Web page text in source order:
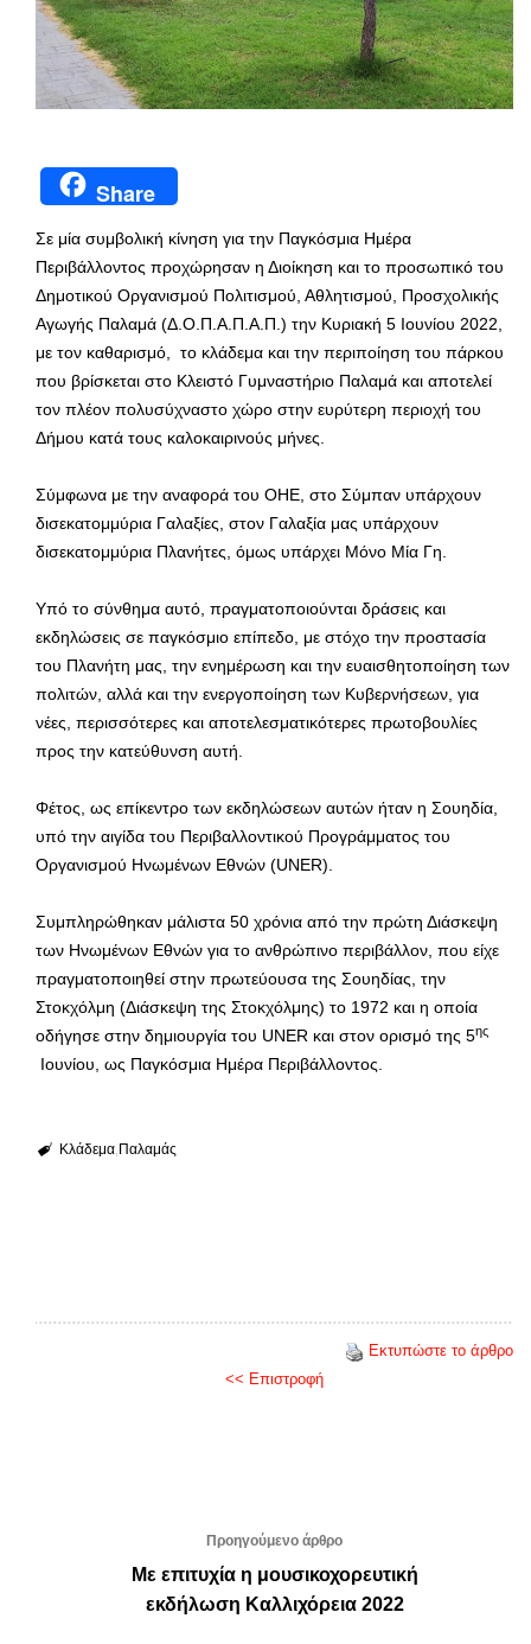
Share
Σε μία συμβολική κίνηση για την Παγκόσμια Ημέρα
Περιβάλλοντος προχώρησαν η Διοίκηση και το προσωπικό του
Δημοτικού Οργανισμού Πολιτισμού, Αθλητισμού, Προσχολικής
Αγωγής Παλαμά (Δ.Ο.Π.Α.Π.Α.Π.) την Κυριακή 5 Ιουνίου 2022,
με τον καθαρισμό, το κλάδεμα και την περιποίηση του πάρκου
που βρίσκεται στο Κλειστό Γυμναστήριο Παλαμά και αποτελεί
τον πλέον πολυσύχναστο χώρο στην ευρύτερη περιοχή του
Δήμου κατά τους καλοκαιρινούς μήνες.
Σύμφωνα με την αναφορά του ΟΗΕ, στο Σύμπαν υπάρχουν
δισεκατομμύρια Γαλαξίες, στον Γαλαξία μας υπάρχουν
δισεκατομμύρια Πλανήτες, όμως υπάρχει Μόνο Μία Γη.
Υπό το σύνθημα αυτό, πραγματοποιούνται δράσεις και
εκδηλώσεις σε παγκόσμιο επίπεδο, με στόχο την προστασία
του Πλανήτη μας, την ενημέρωση και την ευαισθητοποίηση των
πολιτών, αλλά και την ενεργοποίηση των Κυβερνήσεων, για
νέες, περισσότερες και αποτελεσματικότερες πρωτοβουλίες
προς την κατεύθυνση αυτή.
Φέτος, ως επίκεντρο των εκδηλώσεων αυτών ήταν η Σουηδία,
υπό την αιγίδα του Περιβαλλοντικού Προγράμματος του
Οργανισμού Ηνωμένων Εθνών (UNER).
Συμπληρώθηκαν μάλιστα 50 χρόνια από την πρώτη Διάσκεψη
των Ηνωμένων Εθνών για το ανθρώπινο περιβάλλον, που είχε
πραγματοποιηθεί στην πρωτεύουσα της Σουηδίας, την
Στοκχόλμη (Διάσκεψη της Στοκχόλμης) το 1972 και η οποία
οδήγησε στην δημιουργία του UNER και στον ορισμό της 5ης
Ιουνίου, ως Παγκόσμια Ημέρα Περιβάλλοντος.
Κλάδεμα Παλαμάς
Εκτυπώστε το άρθρο
<< Επιστροφή
Προηγούμενο άρθρο
Με επιτυχία η μουσικοχορευτική
εκδήλωση Καλλιχόρεια 2022